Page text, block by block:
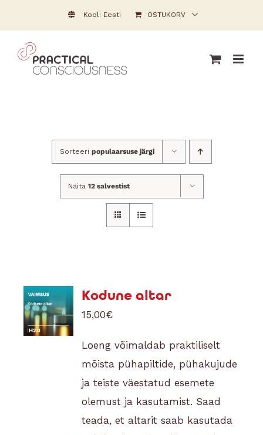
to
content
Kool: Eesti OSTUKORV
Sorteeri populaarsuse järgi
Näita 12 salvestist
Kodune altar
15,00€
Loeng võimaldab praktiliselt
mõista pühapiltide, pühakujude
ja teiste väestatud esemete
olemust ja kasutamist. Saad
teada, et altarit saab kasutada